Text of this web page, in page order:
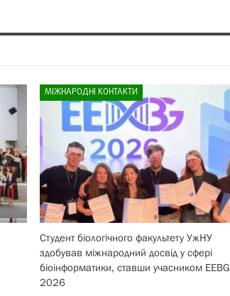
МІЖНАРОДНІ КОНТАКТИ
Студент біологічного факультету УжНУ
здобував міжнародний досвід у сфері
біоінформатики, ставши учасником EEBG
2026